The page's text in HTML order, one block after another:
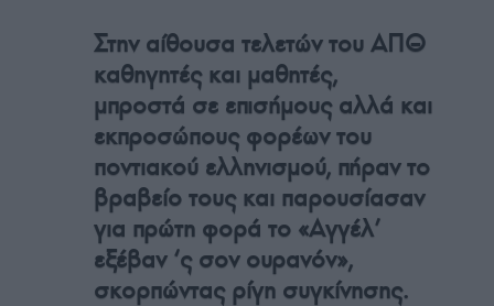
Στην αίθουσα τελετών του ΑΠΘ
καθηγητές και μαθητές,
μπροστά σε επισήμους αλλά και
εκπροσώπους φορέων του
ποντιακού ελληνισμού, πήραν το
βραβείο τους και παρουσίασαν
για πρώτη φορά το «Αγγέλ’
εξέβαν ‘ς σον ουρανόν»,
σκορπώντας ρίγη συγκίνησης.